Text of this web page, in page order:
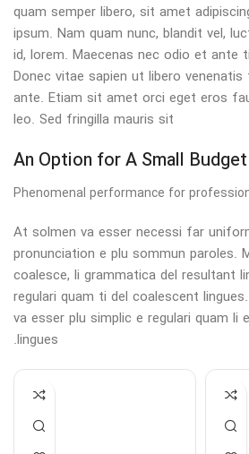
quam semper libero, sit amet
ipsum. Nam quam nunc, blandit vel,
id, lorem. Maecenas nec odio et ante
Donec vitae sapien ut libero
ante. Etiam sit amet orci eget eros
leo. Sed fringilla mauris sit
An Option for A Small Budget
Phenomenal performance for
At solmen va esser necessi far
pronunciation e plu sommun paroles.
coalesce, li grammatica del resultant
regulari quam ti del coalescent
va esser plu simplic e regulari quam li
lingues.